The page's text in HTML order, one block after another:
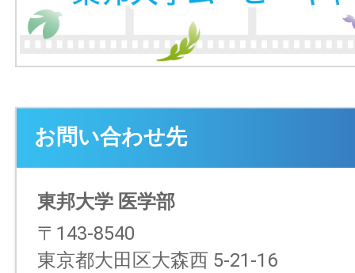
お問い合わせ先
東邦大学 医学部
〒143-8540
東京都大田区大森西 5-21-16